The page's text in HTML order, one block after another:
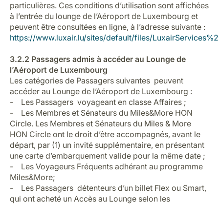
particulières. Ces conditions d’utilisation sont affichées
à l’entrée du lounge de l’Aéroport de Luxembourg et
peuvent être consultées en ligne, à l’adresse suivante :
https://www.luxair.lu/sites/default/files/
3.2.2 Passagers admis à accéder au Lounge de
l’Aéroport de Luxembourg
Les catégories de Passagers suivantes peuvent
accéder au Lounge de l’Aéroport de Luxembourg :
- Les Passagers voyageant en classe Affaires ;
- Les Membres et Sénateurs du Miles&More HON
Circle. Les Membres et Sénateurs du Miles & More
HON Circle ont le droit d’être accompagnés, avant le
départ, par (1) un invité supplémentaire, en présentant
une carte d’embarquement valide pour la même date ;
- Les Voyageurs Fréquents adhérant au programme
Miles&More;
- Les Passagers détenteurs d’un billet Flex ou Smart,
qui ont acheté un Accès au Lounge selon les